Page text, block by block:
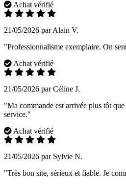
Achat vérifié
21/05/2026 par Alain V.
"Professionnalisme exemplaire. On
Achat vérifié
21/05/2026 par Céline J.
"Ma commande est arrivée plus tôt
service."
Achat vérifié
21/05/2026 par Sylvie N.
"Très bon site, sérieux et fiable. Je